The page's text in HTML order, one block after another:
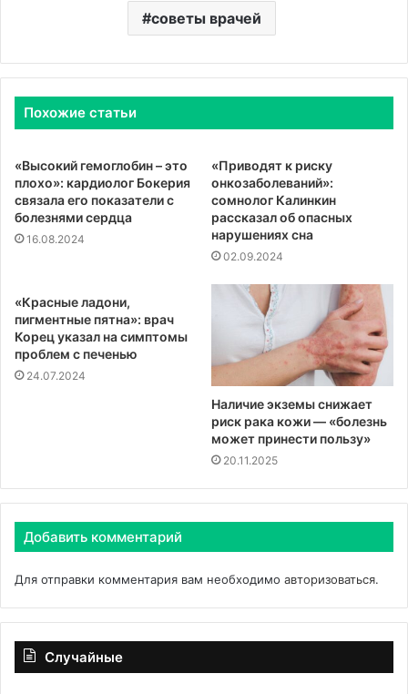
советы врачей
Похожие статьи
«Высокий гемоглобин – это
плохо»: кардиолог Бокерия
связала его показатели с
болезнями сердца
16.08.2024
«Приводят к риску
онкозаболеваний»:
сомнолог Калинкин
рассказал об опасных
нарушениях сна
02.09.2024
«Красные ладони,
пигментные пятна»: врач
Корец указал на симптомы
проблем с печенью
24.07.2024
Наличие экземы снижает
риск рака кожи — «болезнь
может принести пользу»
20.11.2025
Добавить комментарий
Для отправки комментария вам необходимо авторизоваться.
Случайные